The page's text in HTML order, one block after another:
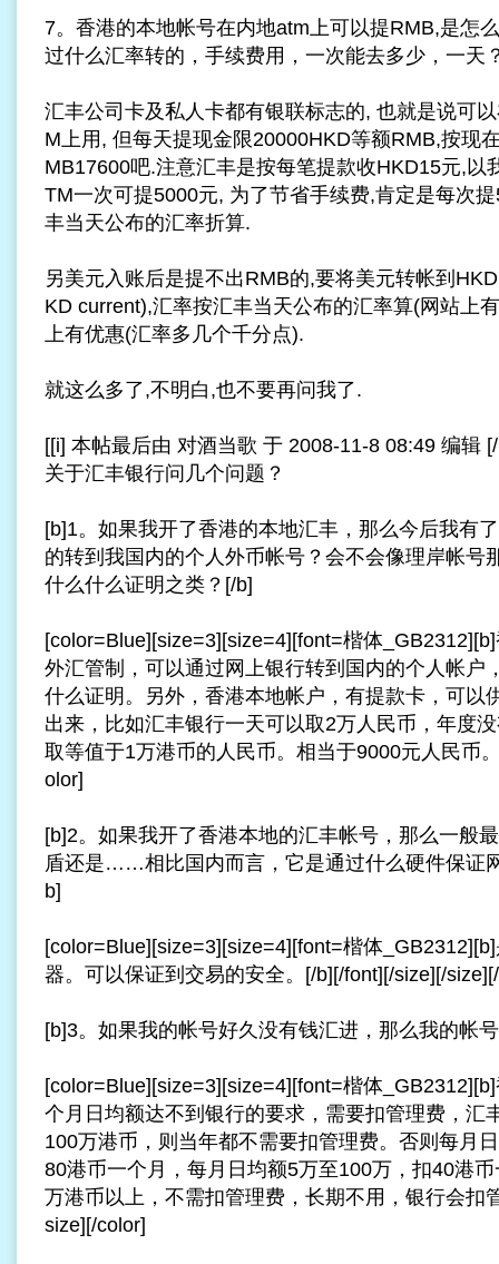
7。香港的本地帐号在内地atm上可以提RMB,是怎
过什么汇率转的，手续费用，一次能去多少，一天
汇丰公司卡及私人卡都有银联标志的, 也就是说可
M上用, 但每天提现金限20000HKD等额RMB,按现
MB17600吧.注意汇丰是按每笔提款收HKD15元,以
TM一次可提5000元, 为了节省手续费,肯定是每次
丰当天公布的汇率折算.
另美元入账后是提不出RMB的,要将美元转帐到
KD current),汇率按汇丰当天公布的汇率算(网站上
上有优惠(汇率多几个千分点).
就这么多了,不明白,也不要再问我了.
[[i] 本帖最后由 对酒当歌 于 2008-11-8 08:49 编辑
关于汇丰银行问几个问题？
[b]1。如果我开了香港的本地汇丰，那么今后我有
的转到我国内的个人外币帐号？会不会像理岸帐号
什么什么证明之类？[/b]
[color=Blue][size=3][size=4][font=楷体
外汇管制，可以通过网上银行转到国内的个人帐户
什么证明。另外，香港本地帐户，有提款卡，可以
出来，比如汇丰银行一天可以取2万人民币，年度
取等值于1万港币的人民币。相当于9000元人民币
olor]
[b]2。如果我开了香港本地的汇丰帐号，那么一般
盾还是……相比国内而言，它是通过什么硬件保证
b]
[color=Blue][size=3][size=4][font=楷体
器。可以保证到交易的安全。[/b][/font][/size][/
[b]3。如果我的帐号好久没有钱汇进，那么我的帐
[color=Blue][size=3][size=4][font=楷体
个月日均额达不到银行的要求，需要扣管理费，汇
100万港币，则当年都不需要扣管理费。否则每月
80港币一个月，每月日均额5万至100万，扣40港
万港币以上，不需扣管理费，长期不用，银行会扣
size][/color]